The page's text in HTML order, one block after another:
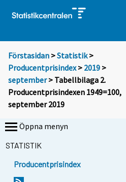
Förstasidan >Statistik >
Producentprisindex> 2019 >
september> Tabellbilaga 2.
Producentprisindexen 1949=100,
september 2019
Öppna menyn
STATISTIK
Producentprisindex